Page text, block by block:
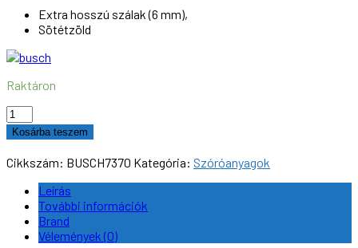
Extra hosszú szálak (6 mm),
Sötétzöld
Raktáron
BUSCH
7370
Hosszú
szálú
vadfű,
sötétzöld,
mm
Kosárba teszem
Cikkszám: BUSCH7370 Kategória: Szóróanyagok
Leírás
További információk
Brand
Vélemények (0)